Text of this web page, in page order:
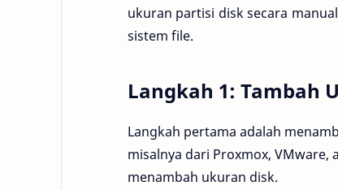
ukuran partisi disk secara
sistem file.
Langkah 1: Tambah
Langkah pertama adalah
misalnya dari Proxmox, VMware,
menambah ukuran disk.